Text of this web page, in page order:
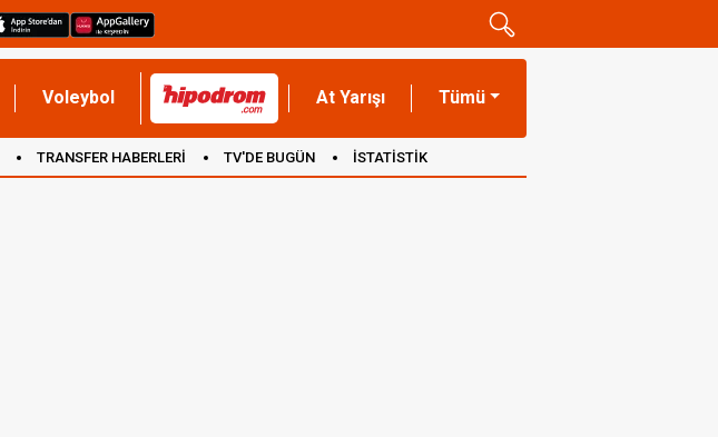
Voleybol At Yarışı Tümü
TRANSFER HABERLERİ TV'DE BUGÜN İSTATİSTİK